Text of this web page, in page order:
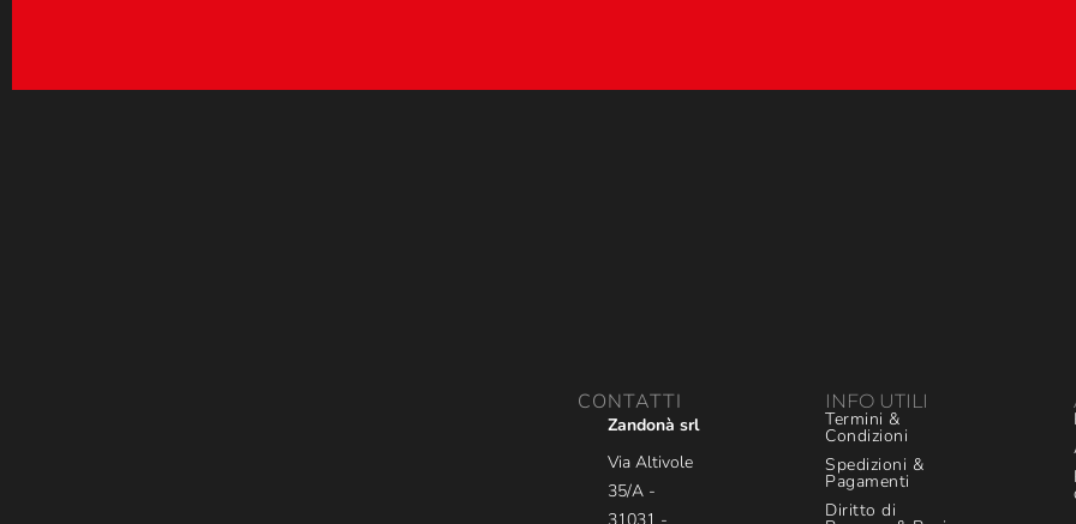
CONTATTI
Zandonà srl
Via Altivole
35/A -
INFO UTILI
Termini &
Condizioni
Spedizioni &
Pagamenti
Diritto di